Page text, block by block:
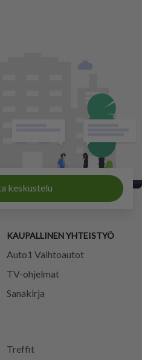
keskustelu
Treffit
KAUPALLINEN YHTEISTYÖ
Auto1 Vaihtoautot
TV-ohjelmat
Sanakirja